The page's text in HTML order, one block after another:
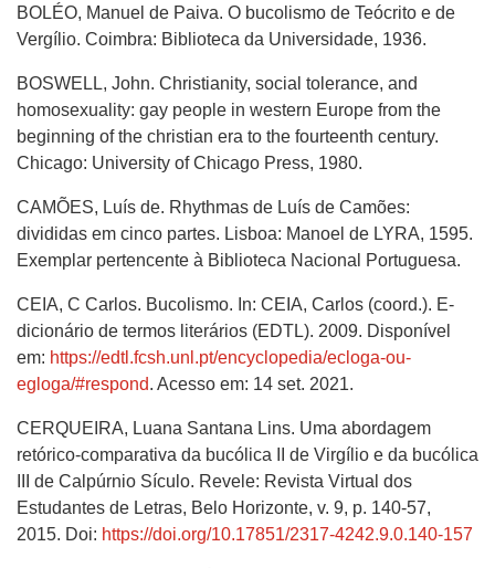
BOLÉO, Manuel de Paiva. O bucolismo de Teócrito e de
Vergílio. Coimbra: Biblioteca da Universidade, 1936.
BOSWELL, John. Christianity, social tolerance, and
homosexuality: gay people in western Europe from the
beginning of the christian era to the fourteenth century.
Chicago: University of Chicago Press, 1980.
CAMÕES, Luís de. Rhythmas de Luís de Camões:
divididas em cinco partes. Lisboa: Manoel de LYRA, 1595.
Exemplar pertencente à Biblioteca Nacional Portuguesa.
CEIA, C Carlos. Bucolismo. In: CEIA, Carlos (coord.). E-
dicionário de termos literários (EDTL). 2009. Disponível
em: https://edtl.fcsh.unl.pt/encyclopedia/ecloga-ou-
egloga/#respond. Acesso em: 14 set. 2021.
CERQUEIRA, Luana Santana Lins. Uma abordagem
retórico-comparativa da bucólica II de Virgílio e da bucólica
III de Calpúrnio Sículo. Revele: Revista Virtual dos
Estudantes de Letras, Belo Horizonte, v. 9, p. 140-57,
2015. Doi: https://doi.org/10.17851/2317-4242.9.0.140-157